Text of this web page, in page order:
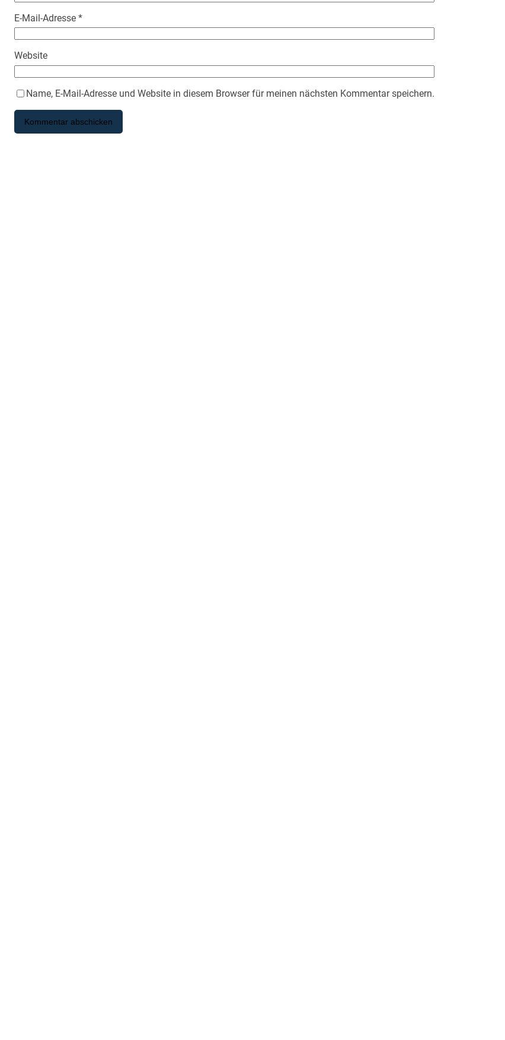
E-Mail-Adresse *
Website
Name, E-Mail-Adresse und Website in diesem Browser für meinen nächsten Kommentar speichern.